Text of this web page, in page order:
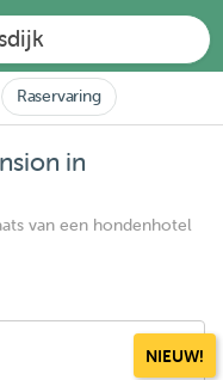
Raservaring
in
van een hondenhotel
NIEUW!